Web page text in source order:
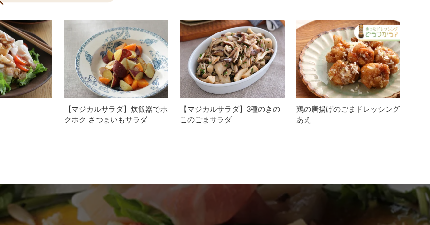
【マジカルサラダ】炊飯器でホ
クホク さつまいもサラダ
【マジカルサラダ】3種のきの
このごまサラダ
鶏の唐揚げのごまドレッシング
あえ